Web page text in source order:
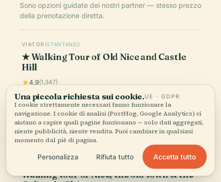
Sono opzioni guidate dei nostri partner — stesso prezzo
della prenotazione diretta.
VIATOR ISTANTANEO
★ Walking Tour of Old Nice and Castle
Hill
4.9(1,347)
da €29
Prenota
Walking tour of Nice, the old town & the
Una piccola richiesta sui cookie.UE · GDPR
I cookie strettamente necessari fanno funzionare la
navigazione. I cookie di analisi (PostHog, Google Analytics) ci
aiutano a capire quali pagine funzionano — solo dati aggregati,
niente pubblicità, niente vendita. Puoi cambiare in qualsiasi
momento dal piè di pagina.
Personalizza Rifiuta tutto Accetta tutto